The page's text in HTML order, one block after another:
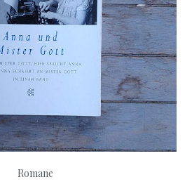
Romane